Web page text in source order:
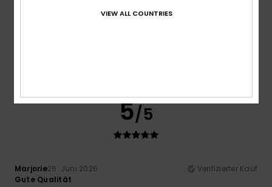
5/5
Marjorie26. Juni 2026
Verifizierter Kauf
Gute Qualität
VIEW ALL COUNTRIES